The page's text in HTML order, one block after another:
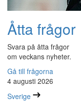
Åtta frågor
Svara på åtta frågor
om veckans nyheter.
Gå till frågorna
4 augusti 2026
Sverige